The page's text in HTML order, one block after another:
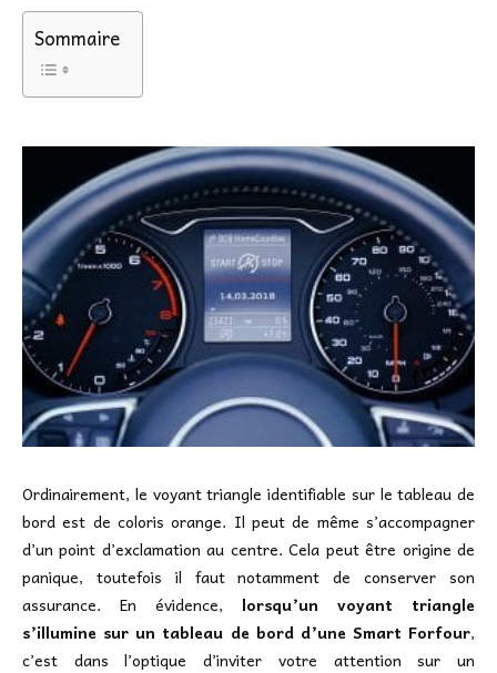
Sommaire
Ordinairement, le voyant triangle identifiable sur le tableau de
bord est de coloris orange. Il peut de même s’accompagner
d’un point d’exclamation au centre. Cela peut être origine de
panique, toutefois il faut notamment de conserver son
assurance. En évidence, lorsqu’un voyant triangle
s’illumine sur un tableau de bord d’une Smart Forfour,
c’est dans l’optique d’inviter votre attention sur un